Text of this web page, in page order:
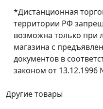
*Дистанционная
территории РФ
возможна только при
магазина с
документов в
законом от
Другие товары